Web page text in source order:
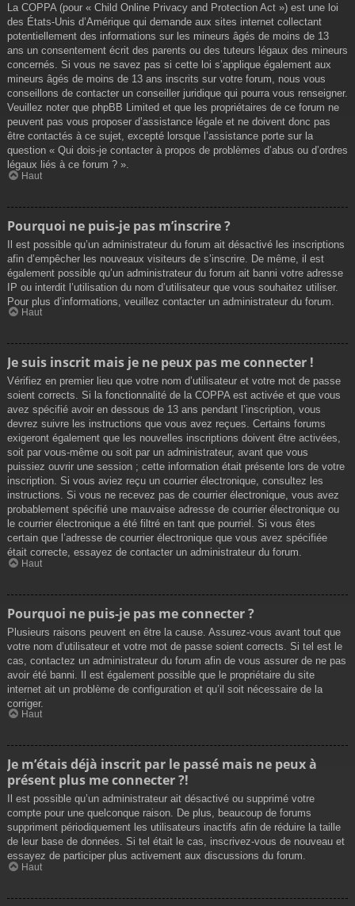
La COPPA (pour « Child Online Privacy and Protection Act ») est une loi
des États-Unis d’Amérique qui demande aux sites internet collectant
potentiellement des informations sur les mineurs âgés de moins de 13
ans un consentement écrit des parents ou des tuteurs légaux des mineurs
concernés. Si vous ne savez pas si cette loi s’applique également aux
mineurs âgés de moins de 13 ans inscrits sur votre forum, nous vous
conseillons de contacter un conseiller juridique qui pourra vous renseigner.
Veuillez noter que phpBB Limited et que les propriétaires de ce forum ne
peuvent pas vous proposer d’assistance légale et ne doivent donc pas
être contactés à ce sujet, excepté lorsque l’assistance porte sur la
question « Qui dois-je contacter à propos de problèmes d’abus ou d’ordres
légaux liés à ce forum ? ».
Haut
Pourquoi ne puis-je pas m’inscrire ?
Il est possible qu’un administrateur du forum ait désactivé les inscriptions
afin d’empêcher les nouveaux visiteurs de s’inscrire. De même, il est
également possible qu’un administrateur du forum ait banni votre adresse
IP ou interdit l’utilisation du nom d’utilisateur que vous souhaitez utiliser.
Pour plus d’informations, veuillez contacter un administrateur du forum.
Haut
Je suis inscrit mais je ne peux pas me connecter !
Vérifiez en premier lieu que votre nom d’utilisateur et votre mot de passe
soient corrects. Si la fonctionnalité de la COPPA est activée et que vous
avez spécifié avoir en dessous de 13 ans pendant l’inscription, vous
devrez suivre les instructions que vous avez reçues. Certains forums
exigeront également que les nouvelles inscriptions doivent être activées,
soit par vous-même ou soit par un administrateur, avant que vous
puissiez ouvrir une session ; cette information était présente lors de votre
inscription. Si vous aviez reçu un courrier électronique, consultez les
instructions. Si vous ne recevez pas de courrier électronique, vous avez
probablement spécifié une mauvaise adresse de courrier électronique ou
le courrier électronique a été filtré en tant que pourriel. Si vous êtes
certain que l’adresse de courrier électronique que vous avez spécifiée
était correcte, essayez de contacter un administrateur du forum.
Haut
Pourquoi ne puis-je pas me connecter ?
Plusieurs raisons peuvent en être la cause. Assurez-vous avant tout que
votre nom d’utilisateur et votre mot de passe soient corrects. Si tel est le
cas, contactez un administrateur du forum afin de vous assurer de ne pas
avoir été banni. Il est également possible que le propriétaire du site
internet ait un problème de configuration et qu’il soit nécessaire de la
corriger.
Haut
Je m’étais déjà inscrit par le passé mais ne peux à
présent plus me connecter ?!
Il est possible qu’un administrateur ait désactivé ou supprimé votre
compte pour une quelconque raison. De plus, beaucoup de forums
suppriment périodiquement les utilisateurs inactifs afin de réduire la taille
de leur base de données. Si tel était le cas, inscrivez-vous de nouveau et
essayez de participer plus activement aux discussions du forum.
Haut